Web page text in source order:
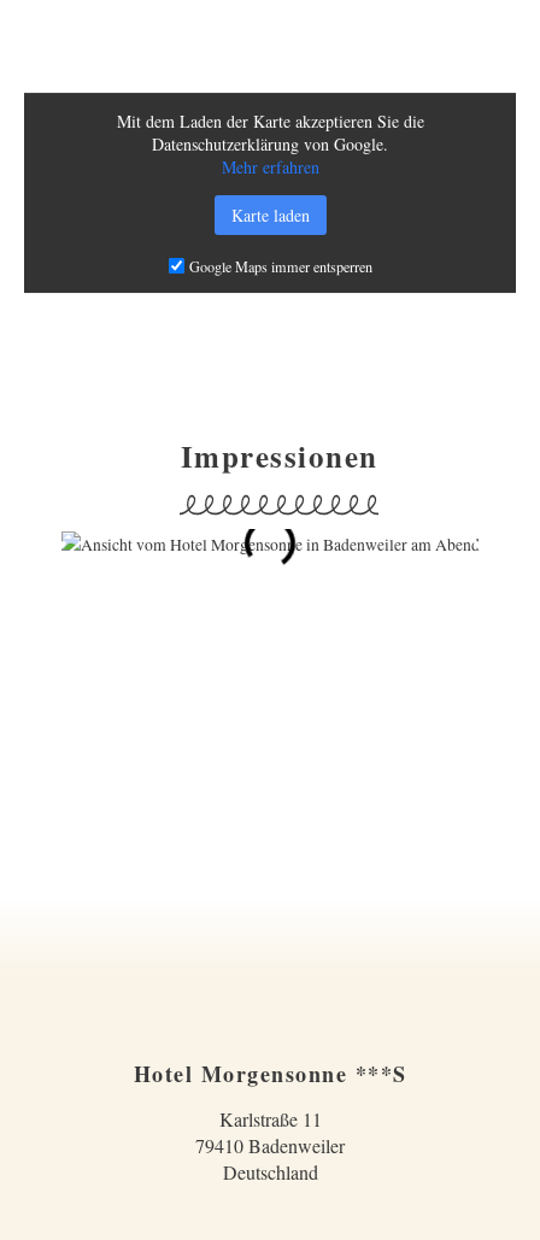
Mit dem Laden der Karte akzeptieren Sie die
Datenschutzerklärung von Google.
Mehr erfahren
Karte laden
Google Maps immer entsperren
Impressionen
Hotel Morgensonne ***S
Karlstraße 11
79410 Badenweiler
Deutschland